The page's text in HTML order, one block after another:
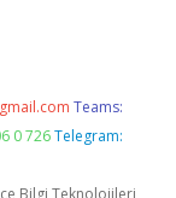
Teams:
0 726 Telegram:
Bilgi Teknolojileri